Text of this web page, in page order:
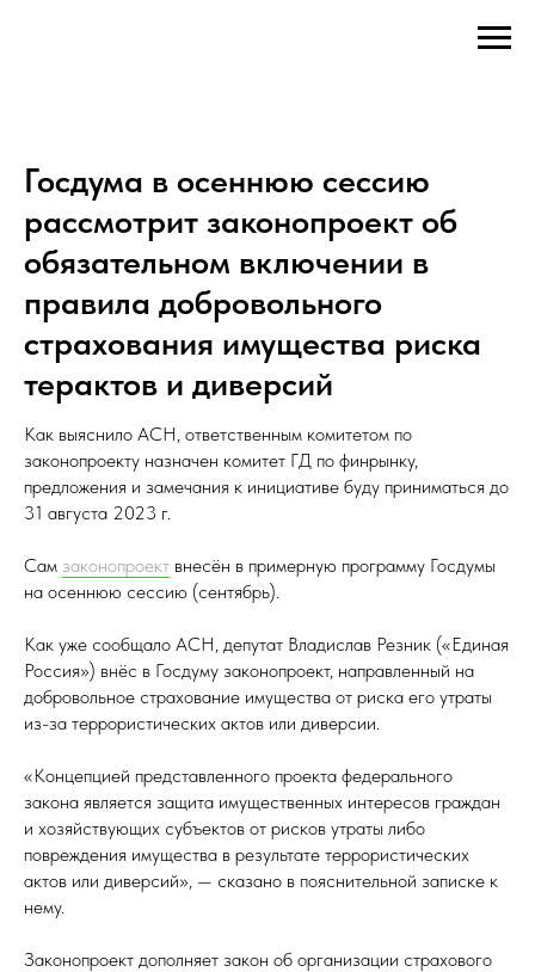
Госдума в осеннюю сессию
рассмотрит законопроект об
обязательном включении в
правила добровольного
страхования имущества риска
терактов и диверсий
Как выяснило АСН, ответственным комитетом по
законопроекту назначен комитет ГД по финрынку,
предложения и замечания к инициативе буду приниматься до
31 августа 2023 г.
Сам законопроект внесён в примерную программу Госдумы
на осеннюю сессию (сентябрь).
Как уже сообщало АСН, депутат Владислав Резник («Единая
Россия») внёс в Госдуму законопроект, направленный на
добровольное страхование имущества от риска его утраты
из-за террористических актов или диверсии.
«Концепцией представленного проекта федерального
закона является защита имущественных интересов граждан
и хозяйствующих субъектов от рисков утраты либо
повреждения имущества в результате террористических
актов или диверсий», — сказано в пояснительной записке к
нему.
Законопроект дополняет закон об организации страхового